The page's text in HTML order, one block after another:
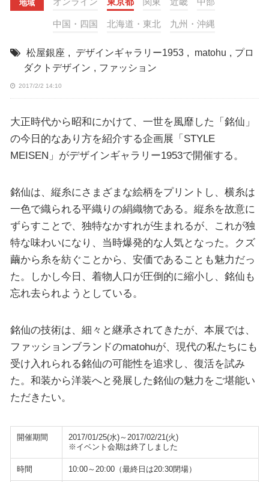
地域
中国・四国 北海道・東北 九州・沖縄
松屋銀座 , デザインギャラリー1953 , matohu , プロ
ダクトデザイン , ファッション
2017/2/2 14:10
大正時代から昭和にかけて、一世を風靡した「銘仙」
の今日的なあり方を紹介する企画展「STYLE
MEISEN」がデザインギャラリー1953で開催する。
銘仙は、縦糸にさまざまな絵柄をプリントし、横糸は
一色で織られる平織りの絹織物である。縦糸を故意に
ずらすことで、独特なかすれが生まれるが、これが独
特な味わいになり、当時爆発的な人気となった。クズ
繭から糸を紡ぐことから、安価であることも魅力だっ
た。しかし今日、着物人口が圧倒的に縮小し、銘仙も
忘れ去られようとしている。
銘仙の技術は、細々と継承されてきたが、本展では、
ファッションブランドのmatohuが、現代の私たちにも
受け入れられる銘仙の可能性を追求し、復活を試み
た。和装から洋装へと発展した銘仙の魅力をご堪能い
ただきたい。
開催期間
2017/01/25(水)～2017/02/21(火)
※イベント会期は終了しました
時間 10:00～20:00（最終日は20:30閉場）